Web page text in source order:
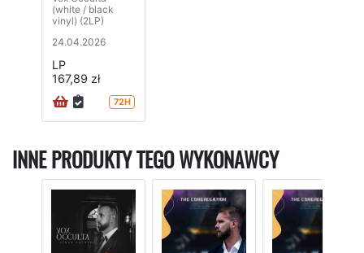
(white / black
vinyl) (2LP)
24.04.2026
LP
167,89 zł
72H
INNE PRODUKTY TEGO WYKONAWCY